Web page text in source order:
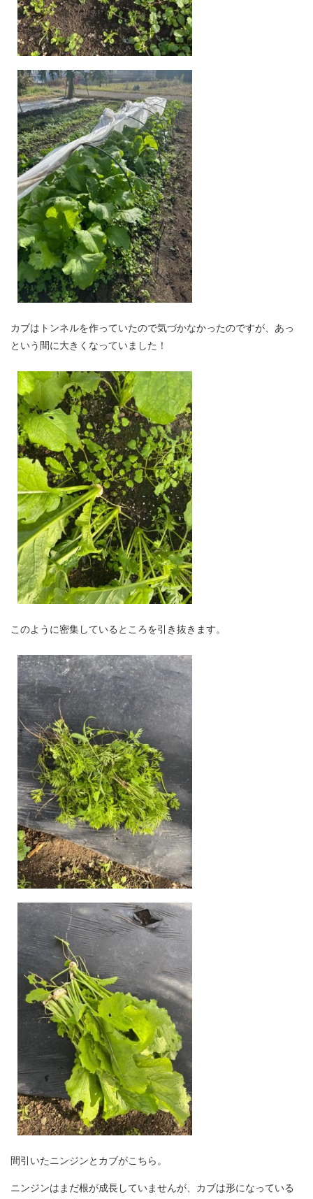
カブはトンネルを作っていたので気づかなかったのですが、あっ
という間に大きくなっていました！
このように密集しているところを引き抜きます。
間引いたニンジンとカブがこちら。
ニンジンはまだ根が成長していませんが、カブは形になっている